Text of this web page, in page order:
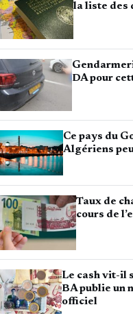
la liste des
DA pour
Ce pays du
Algériens
Taux de
cours de
Le cash vit-il
BA publie un
officiel